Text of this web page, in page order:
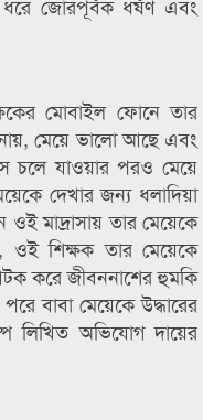
মোবাইল ফোনে তার
মেয়ে ভালো আছে এবং
চলে যাওয়ার পরও মেয়ে
দেখার জন্য ধলাদিয়া
ওই মাদ্রাসায় তার মেয়েকে
ওই শিক্ষক তার মেয়েকে
করে জীবননাশের হুমকি
বাবা মেয়েকে উদ্ধারের
লিখিত অভিযোগ দায়ের